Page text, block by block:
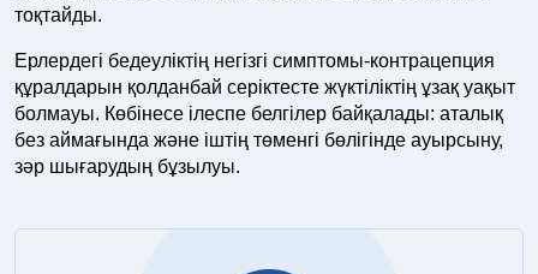
тоқтайды.
Ерлердегі бедеуліктің негізгі симптомы-контрацепция
құралдарын қолданбай серіктесте жүктіліктің ұзақ уақыт
болмауы. Көбінесе ілеспе белгілер байқалады: аталық
без аймағында және іштің төменгі бөлігінде ауырсыну,
зәр шығарудың бұзылуы.